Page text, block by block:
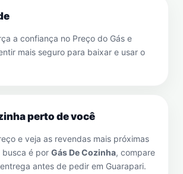
a confiança no Preço do Gás e
mais seguro para baixar e usar o
perto de você
e veja as revendas mais próximas
busca é por Gás De Cozinha, compare
antes de pedir em Guarapari.